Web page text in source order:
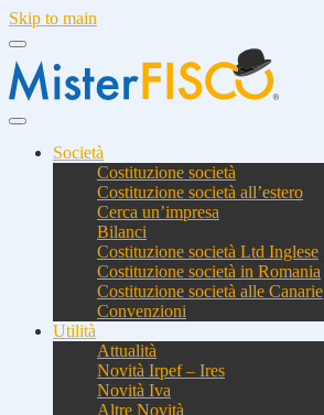
Skip to main
Società
Costituzione società
Costituzione società all’estero
Cerca un’impresa
Bilanci
Costituzione società Ltd Inglese
Costituzione società in Romania
Costituzione società alle Canarie
Convenzioni
Utilità
Attualità
Novità Irpef – Ires
Novità Iva
Altre Novità